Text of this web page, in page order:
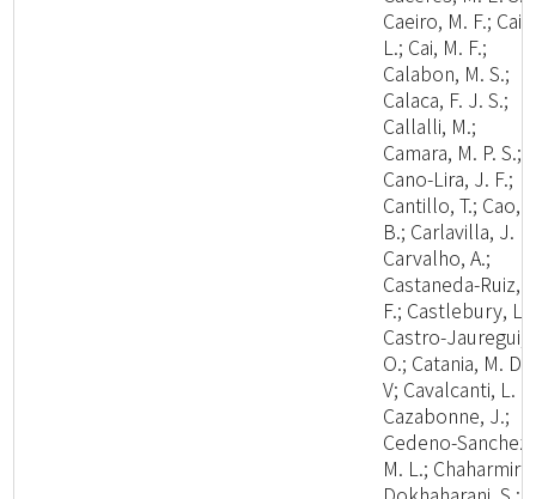
Caeiro, M. F.; Cai,
L.; Cai, M. F.;
Calabon, M. S.;
Calaca, F. J. S.;
Callalli, M.;
Camara, M. P. S.;
Cano-Lira, J. F.;
Cantillo, T.; Cao,
B.; Carlavilla, J.
Carvalho, A.;
Castaneda-Ruiz,
F.; Castlebury, L.;
Castro-Jauregui,
O.; Catania, M. D.,
V; Cavalcanti, L.
Cazabonne, J.;
Cedeno-Sanchez,
M. L.; Chaharmiri-